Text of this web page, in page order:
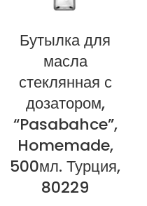
Бутылка для
масла
стеклянная с
дозатором,
“Pasabahce”,
Homemade,
500мл. Турция,
80229